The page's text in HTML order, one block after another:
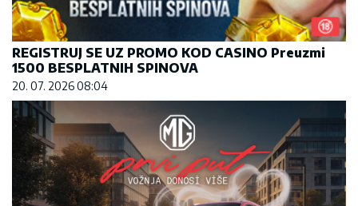
REGISTRUJ SE UZ PROMO KOD CASINO Preuzmi
1500 BESPLATNIH SPINOVA
20. 07. 2026 08:04